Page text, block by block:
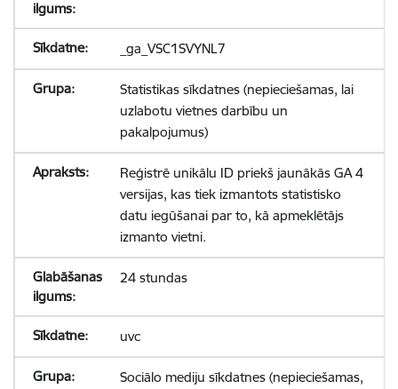
_ga_VSC1SVYNL7
Statistikas sīkdatnes (nepieciešamas, lai
uzlabotu vietnes darbību un
pakalpojumus)
Reģistrē unikālu ID priekš jaunākās GA 4
versijas, kas tiek izmantots statistisko
datu iegūšanai par to, kā apmeklētājs
izmanto vietni.
24 stundas
uvc
Sociālo mediju sīkdatnes (nepieciešamas,